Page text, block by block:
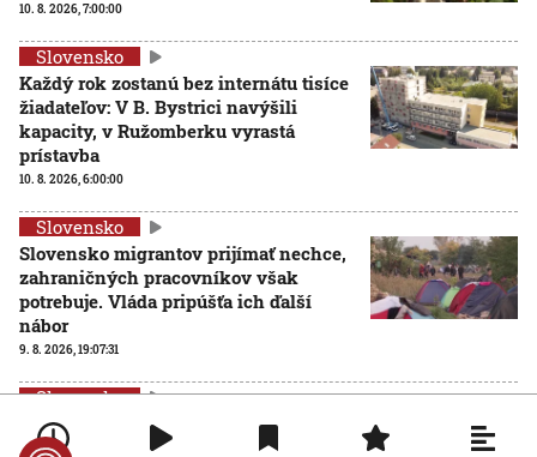
10. 8. 2026, 7:00:00
Slovensko
Každý rok zostanú bez internátu tisíce
žiadateľov: V B. Bystrici navýšili
kapacity, v Ružomberku vyrastá
prístavba
10. 8. 2026, 6:00:00
Slovensko
Slovensko migrantov prijímať nechce,
zahraničných pracovníkov však
potrebuje. Vláda pripúšťa ich ďalší
nábor
9. 8. 2026, 19:07:31
Slovensko
Koalícia sa stále nedohodla na podobe
štátneho rozpočtu, viaceré strany si